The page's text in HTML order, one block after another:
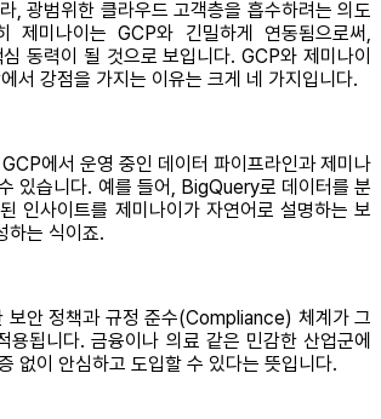
, 광범위한 클라우드 고객층을 흡수하려는 의도
제미나이는 GCP와 긴밀하게 연동됨으로써,
동력이 될 것으로 보입니다. GCP와 제미나이
서 강점을 가지는 이유는 크게 네 가지입니다.
에서 운영 중인 데이터 파이프라인과 제미나
있습니다. 예를 들어, BigQuery로 데이터를 분
인사이트를 제미나이가 자연어로 설명하는 보
하는 식이죠.
보안 정책과 규정 준수(Compliance) 체계가 그
용됩니다. 금융이나 의료 같은 민감한 산업군에
없이 안심하고 도입할 수 있다는 뜻입니다.